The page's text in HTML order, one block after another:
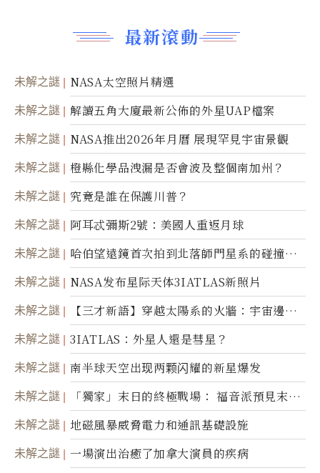
最新滾動
未解之謎 NASA太空照片精選
未解之謎 解讀五角大廈最新公佈的外星UAP檔案
未解之謎 NASA推出2026年月曆 展現罕見宇宙景觀
未解之謎 橙縣化學品洩漏是否會波及整個南加州？
未解之謎 究竟是誰在保護川普？
未解之謎 阿耳忒彌斯2號：美國人重返月球
未解之謎
哈伯望遠鏡首次拍到北落師門星系的碰撞與
爆炸
未解之謎 NASA发布星际天体3IATLAS新照片
未解之謎
【三才新語】穿越太陽系的火牆：宇宙邊界
新啟示
未解之謎 3IATLAS：外星人還是彗星？
未解之謎 南半球天空出现两颗闪耀的新星爆发
未解之謎
「獨家」末日的終極戰場： 福音派預見末
世；希臘僧侶預言以色列的攻擊
未解之謎 地磁風暴威脅電力和通訊基礎設施
未解之謎 一場演出治癒了加拿大演員的疾病